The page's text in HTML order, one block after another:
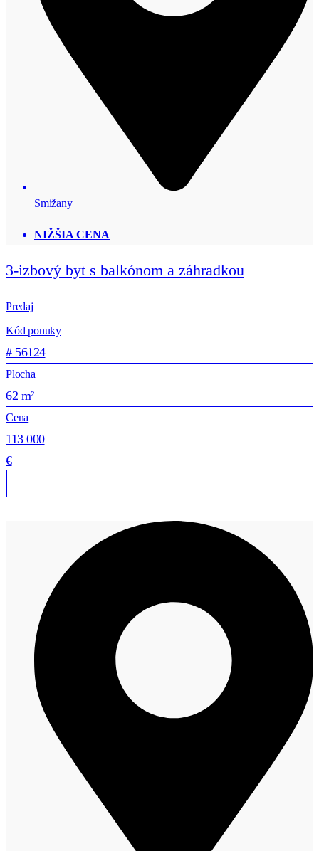
Smižany
NIŽŠIA CENA
3-izbový byt s balkónom a záhradkou
Predaj
Kód ponuky
# 56124
Plocha
62 m²
Cena
113 000
€